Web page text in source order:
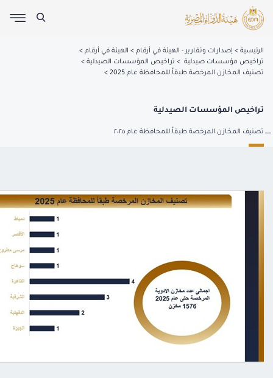
الرئيسية إصدارات وتقارير - الهيئة في أرقام
الهيئة في أرقام
تراخيص مؤسسات صيدلية
تراخيص المؤسسات الصيدلية
تصنيف المخازن المرخصة طبقاً للمحافظة عام 2025
تراخيص المؤسسات الصيدلية
تصنيف المخازن المرخصة طبقاً للمحافظة عام ٢٠٢٥